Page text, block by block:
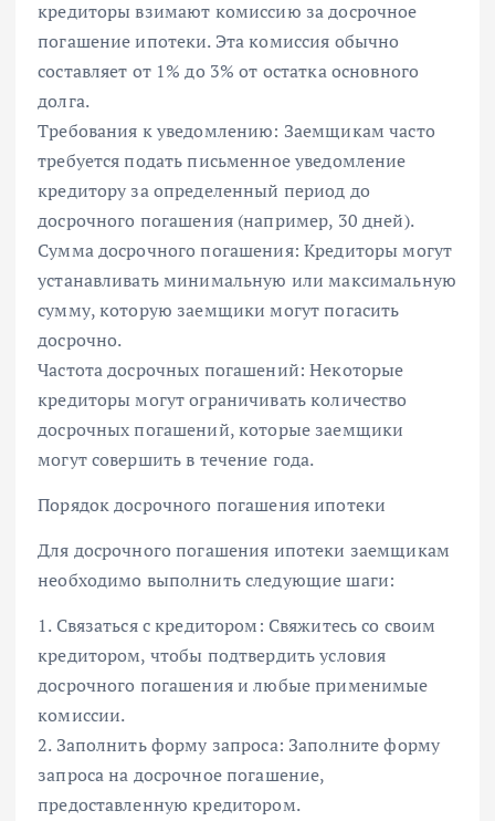
кредиторы взимают комиссию за досрочное
погашение ипотеки. Эта комиссия обычно
составляет от 1% до 3% от остатка основного
долга.
Требования к уведомлению: Заемщикам часто
требуется подать письменное уведомление
кредитору за определенный период до
досрочного погашения (например, 30 дней).
Сумма досрочного погашения: Кредиторы могут
устанавливать минимальную или максимальную
сумму, которую заемщики могут погасить
досрочно.
Частота досрочных погашений: Некоторые
кредиторы могут ограничивать количество
досрочных погашений, которые заемщики
могут совершить в течение года.
Порядок досрочного погашения ипотеки
Для досрочного погашения ипотеки заемщикам
необходимо выполнить следующие шаги:
1. Связаться с кредитором: Свяжитесь со своим
кредитором, чтобы подтвердить условия
досрочного погашения и любые применимые
комиссии.
2. Заполнить форму запроса: Заполните форму
запроса на досрочное погашение,
предоставленную кредитором.